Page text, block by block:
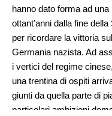
hanno dato forma ad
ottant’anni dalla fine
per ricordare la vittoria
Germania nazista. Ad
i vertici del regime
una trentina di ospiti
giunti da quella parte di
particolari ambizioni